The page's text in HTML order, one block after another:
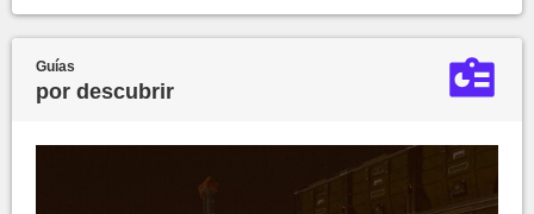
Guías
por descubrir